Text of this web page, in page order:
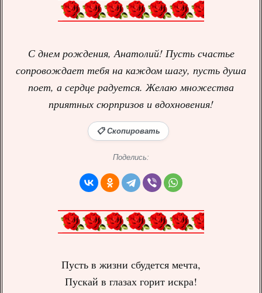
С днем рождения, Анатолий! Пусть счастье
сопровождает тебя на каждом шагу, пусть душа
поет, а сердце радуется. Желаю множества
приятных сюрпризов и вдохновения!
📋 Скопировать
Поделись:
Пусть в жизни сбудется мечта,
Пускай в глазах горит искра!